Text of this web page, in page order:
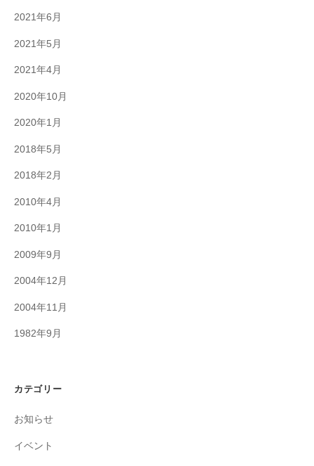
2021年6月
2021年5月
2021年4月
2020年10月
2020年1月
2018年5月
2018年2月
2010年4月
2010年1月
2009年9月
2004年12月
2004年11月
1982年9月
カテゴリー
お知らせ
イベント